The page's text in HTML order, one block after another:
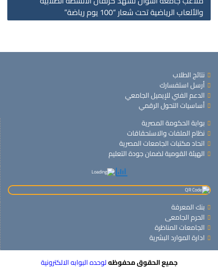
والألعاب الرياضية تحت شعار “100 يوم رياضة”
نتائج الطلاب
أرسل استفسارك
الدعم الفني للإيميل الجامعي
أساسيات التحول الرقمي
بوابة الحكومة المصرية
نظام الملفات والاستحقاقات
اتحاد مكتبات الجامعات المصرية
الهيئة القومية لضمان جودة التعليم
بنك المعرفة
الحرم الجامعى
الجامعات المناظرة
ادارة الموارد البشرية
جميع الحقوق محفوظهلوحده البوابه الالكترونية